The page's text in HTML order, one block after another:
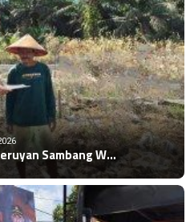
Sambang W…